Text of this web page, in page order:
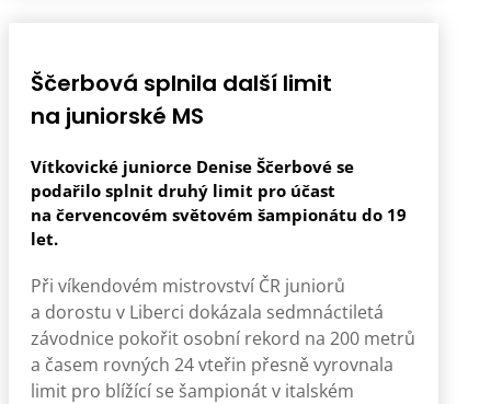
Ščerbová splnila další limit
na juniorské MS
Vítkovické juniorce Denise Ščerbové se
podařilo splnit druhý limit pro účast
na červencovém světovém šampionátu do 19
let.
Při víkendovém mistrovství ČR juniorů
a dorostu v Liberci dokázala sedmnáctiletá
závodnice pokořit osobní rekord na 200 metrů
a časem rovných 24 vteřin přesně vyrovnala
limit pro blížící se šampionát v italském